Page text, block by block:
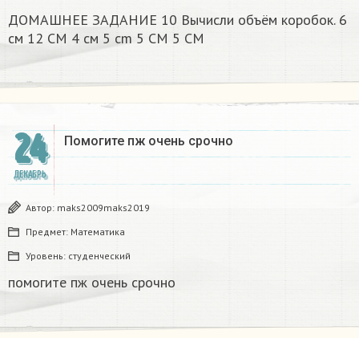
ДОМАШНЕЕ ЗАДАНИЕ 10 Вычисли объём коробок. 6
см 12 CM 4 см 5 cm 5 CM 5 CM​
24
ДЕКАБРЬ
Помогите пж очень срочно​
Автор: maks2009maks2019
Предмет: Математика
Уровень: студенческий
помогите пж очень срочно​